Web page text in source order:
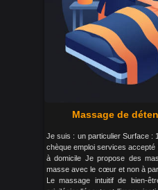
Massage de
Je suis : un particulier Surface :
chèque emploi services
à domicile Je propose des
masse avec le cœur et non à
Le massage intuitif de bien-